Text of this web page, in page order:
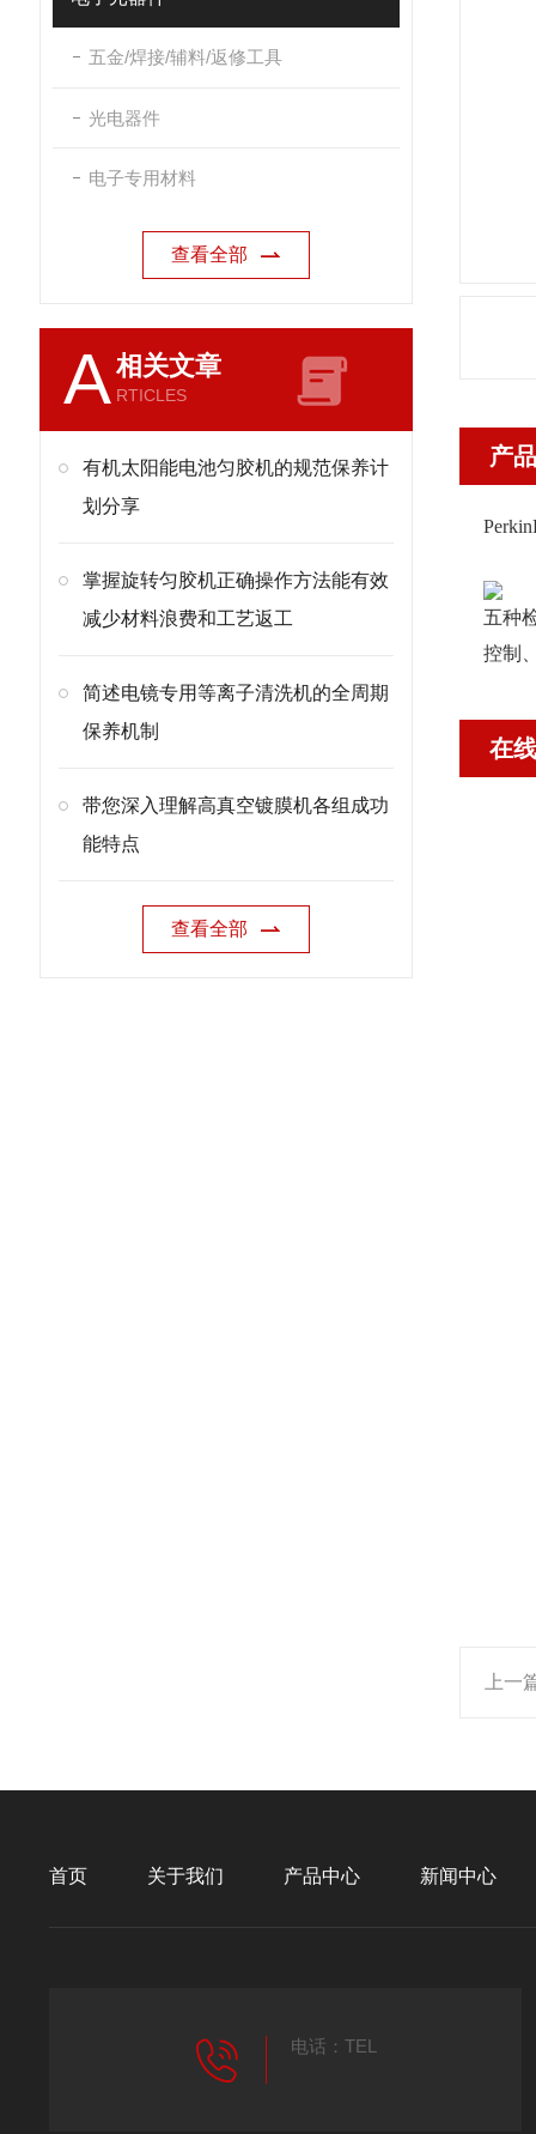
五金/焊接/辅料/返修工具
光电器件
电子专用材料
查看全部
A相关文章
RTICLES
有机太阳能电池匀胶机的规范保养计
划分享
掌握旋转匀胶机正确操作方法能有效
减少材料浪费和工艺返工
简述电镜专用等离子清洗机的全周期
保养机制
带您深入理解高真空镀膜机各组成功
能特点
查看全部
产
五种
控制
在
上一
首页 关于我们 产品中心 新闻中心
电话：TEL